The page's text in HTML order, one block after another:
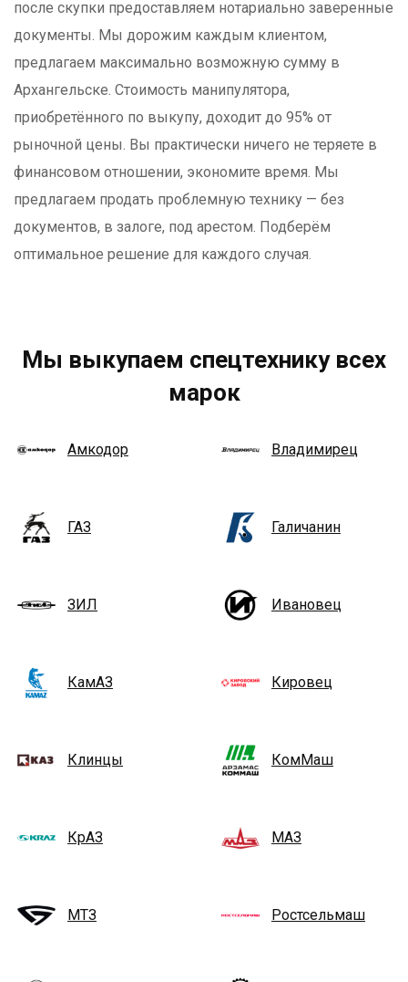
после скупки предоставляем нотариально заверенные
документы. Мы дорожим каждым клиентом,
предлагаем максимально возможную сумму в
Архангельске. Стоимость манипулятора,
приобретённого по выкупу, доходит до 95% от
рыночной цены. Вы практически ничего не теряете в
финансовом отношении, экономите время. Мы
предлагаем продать проблемную технику — без
документов, в залоге, под арестом. Подберём
оптимальное решение для каждого случая.
Мы выкупаем спецтехнику всех
марок
Амкодор Владимирец
ГАЗ Галичанин
ЗИЛ Ивановец
КамАЗ Кировец
Клинцы КомМаш
КрАЗ МАЗ
МТЗ Ростсельмаш